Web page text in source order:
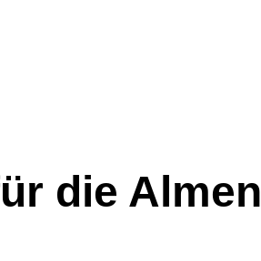
die Almen